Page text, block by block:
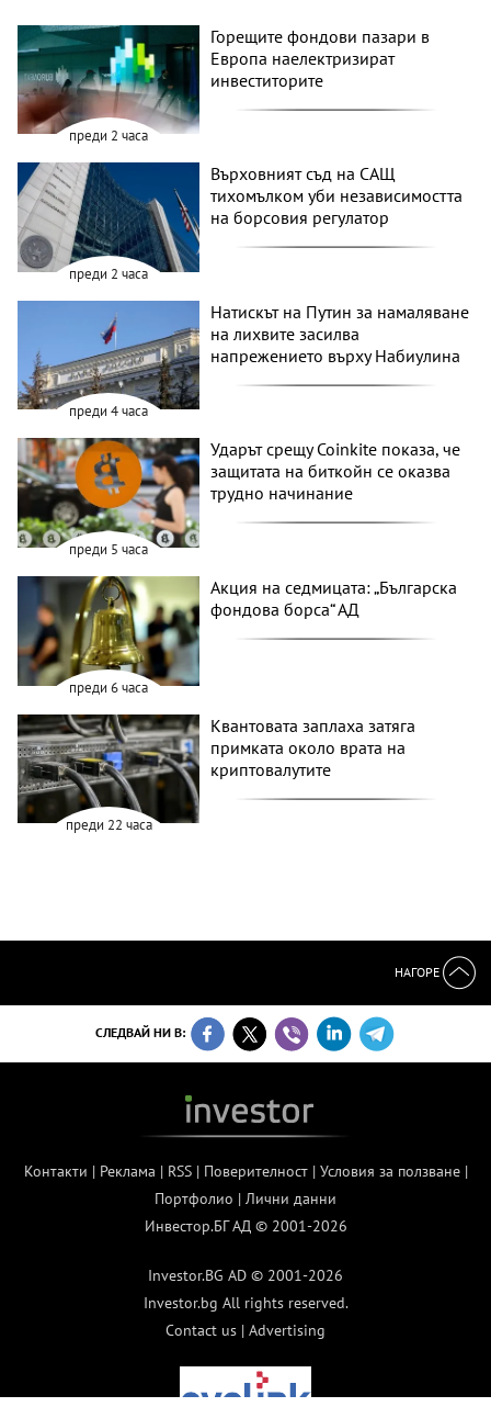
преди 2 часа
Горещите фондови пазари в
Европа наелектризират
инвеститорите
преди 2 часа
Върховният съд на САЩ
тихомълком уби независимостта
на борсовия регулатор
преди 4 часа
Натискът на Путин за намаляване
на лихвите засилва
напрежението върху Набиулина
преди 5 часа
Ударът срещу Coinkite показа, че
защитата на биткойн се оказва
трудно начинание
преди 6 часа
Акция на седмицата: „Българска
фондова борса“ АД
преди 22 часа
Квантовата заплаха затяга
примката около врата на
криптовалутите
НАГОРЕ
СЛЕДВАЙ НИ В:
Контакти | Реклама | RSS| Поверителност| Условия за ползване|
Портфолио | Лични данни
Инвестор.БГ АД © 2001-2026
Investor.BG AD © 2001-2026
Investor.bg All rights reserved.
Contact us | Advertising